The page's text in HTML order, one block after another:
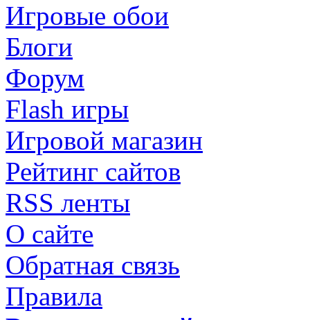
Игровые обои
Блоги
Форум
Flash игры
Игровой магазин
Рейтинг сайтов
RSS ленты
О сайте
Обратная связь
Правила